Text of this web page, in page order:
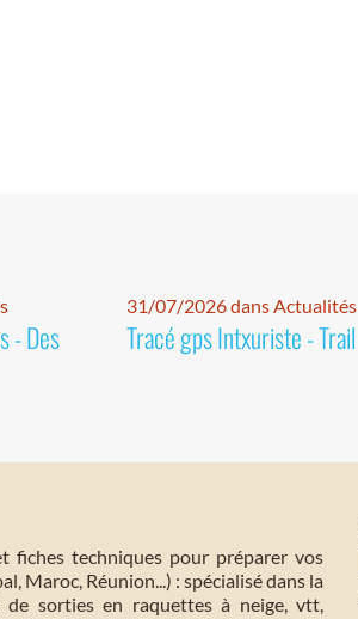
- Des
31/07/2026 dans Actualités
Tracé gps Intxuriste - Trail
fiches techniques pour préparer vos
Maroc, Réunion...) : spécialisé dans la
de sorties en raquettes à neige, vtt,